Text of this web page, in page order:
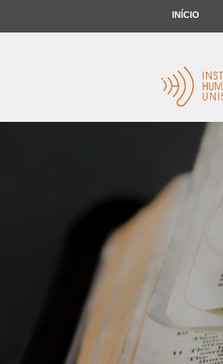
INÍCIO